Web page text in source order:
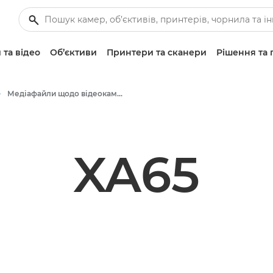
відео Об’єктиви Принтери та сканери Рішення та
Медіафайли щодо відеокамер — прес-центр Canon
XA65